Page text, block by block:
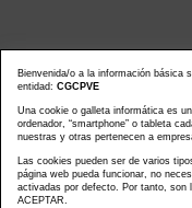
Noticias actualidad
Revistas
Multimedias
Aviso Legal
Política Cookies
Bienvenida/o a la información básica
entidad: CGCPVE
Una cookie o galleta informática es
ordenador, “smartphone” o tableta
nuestras y otras pertenecen a
Las cookies pueden ser de varios
página web pueda funcionar, no
activadas por defecto. Por tanto, son
ACEPTAR.